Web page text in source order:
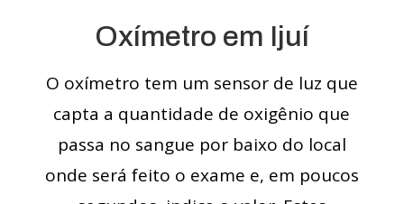
Oxímetro em Ijuí
O oxímetro tem um sensor de luz que
capta a quantidade de oxigênio que
passa no sangue por baixo do local
onde será feito o exame e, em poucos